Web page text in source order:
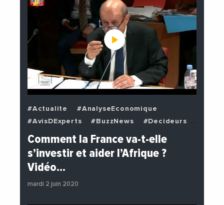
#Actualite
#AnalyseEconomique
#AvisDExperts
#BuzzNews
#Decideurs
#EchangesMediterraneens
#Economie
#PhotosEtVideos
#Politique
Comment la France va-t-elle
s’investir et aider l’Afrique ?
Vidéo…
mardi 2 juin 2020